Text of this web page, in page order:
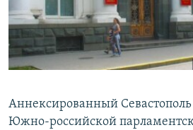
ПОБЕДИТЕЛЕЙ НЕ СУДЯТ?
КРЫМ.НЕПОКОРЕННЫЙ
ELIFBE
ПРИСОЕДИНЯЙТЕСЬ!
Все сайты RFE/RL
Аннексированный Севастополь
Южно-российской